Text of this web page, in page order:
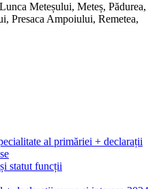
Meteșului, Meteș, Pădurea,
Presaca Ampoiului, Remetea,
al primăriei + declarații
statut funcții